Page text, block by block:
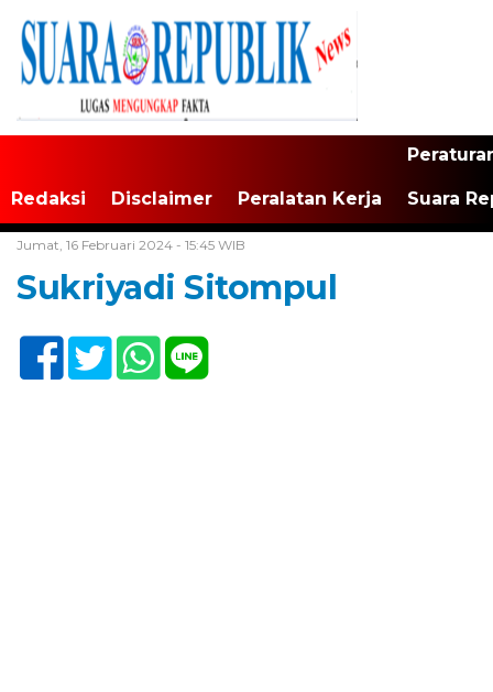
Redaksi Disclaimer Peralatan Kerja Suara
Jumat, 16 Februari 2024 - 15:45 WIB
Sukriyadi Sitompul